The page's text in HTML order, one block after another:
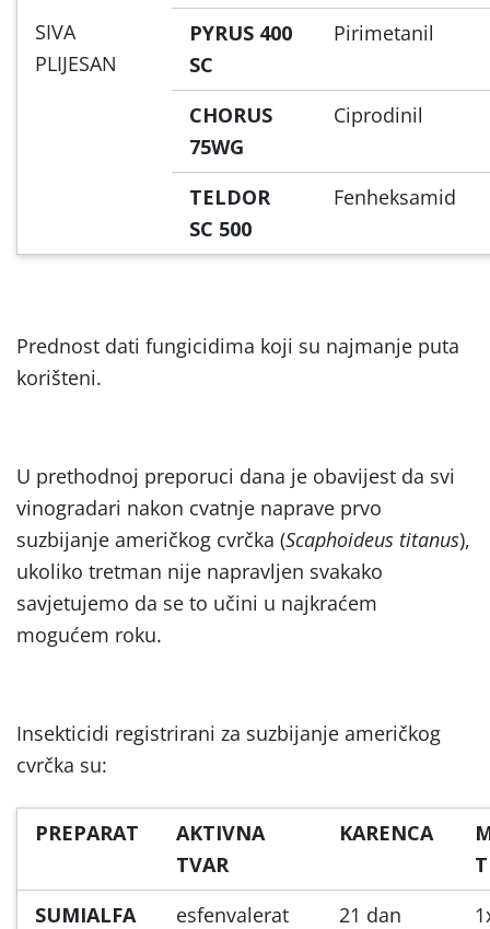
SIVA
PLIJESAN
PYRUS 400
SC
Pirimetanil
CHORUS
75WG
Ciprodinil
TELDOR
SC 500
Fenheksamid
Prednost dati fungicidima koji su najmanje puta
korišteni.
U prethodnoj preporuci dana je obavijest da svi
vinogradari nakon cvatnje naprave prvo
suzbijanje američkog cvrčka (Scaphoideus titanus),
ukoliko tretman nije napravljen svakako
savjetujemo da se to učini u najkraćem
mogućem roku.
Insekticidi registrirani za suzbijanje američkog
cvrčka su:
PREPARAT
AKTIVNA
TVAR
KARENCA
SUMIALFA
esfenvalerat 21 dan